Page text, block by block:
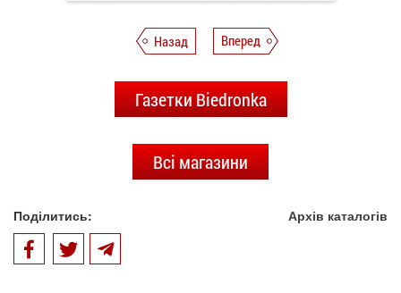
Назад Вперед
Газетки Biedronka
Всі магазини
Поділитись: Архів каталогів